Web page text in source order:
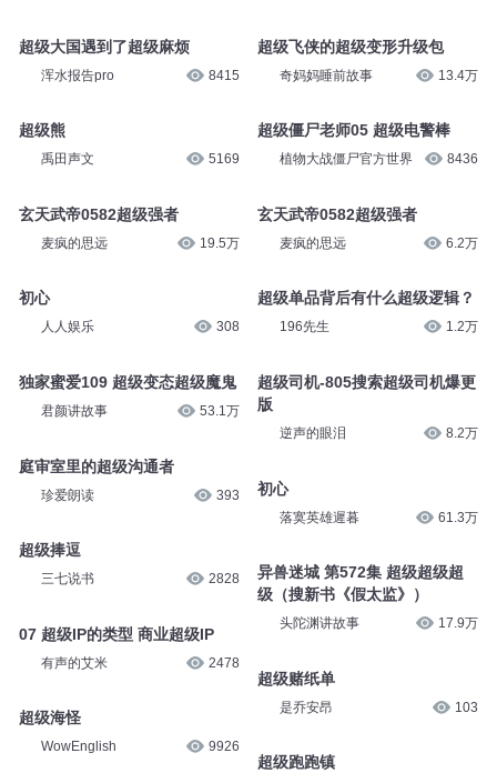
超级大国遇到了超级麻烦
浑水报告pro 8415
超级熊
禹田声文 5169
玄天武帝0582超级强者
麦疯的思远 19.5万
初心
人人娱乐 308
独家蜜爱109 超级变态超级魔鬼
君颜讲故事 53.1万
庭审室里的超级沟通者
珍爱朗读 393
超级捧逗
三七说书 2828
07 超级IP的类型 商业超级IP
有声的艾米 2478
超级海怪
WowEnglish 9926
超级飞侠的超级变形升级包
奇妈妈睡前故事 13.4万
超级僵尸老师05 超级电警棒
植物大战僵尸官方世界 8436
玄天武帝0582超级强者
麦疯的思远 6.2万
超级单品背后有什么超级逻辑？
196先生 1.2万
超级司机-805搜索超级司机爆更
版
逆声的眼泪 8.2万
初心
落寞英雄遲暮 61.3万
异兽迷城 第572集 超级超级超
级（搜新书《假太监》）
头陀渊讲故事 17.9万
超级赌纸单
是乔安昂 103
超级跑跑镇